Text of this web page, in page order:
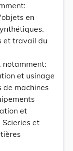
en
et travail du
notamment:
et usinage
de machines
et
et